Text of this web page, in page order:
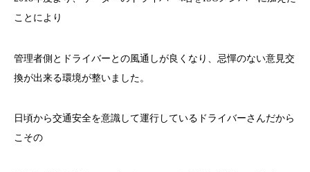
ことにより
管理者側とドライバーとの風通しが良くなり、忌憚のない意見交
換が出来る環境が整いました。
日頃から交通安全を意識して運行しているドライバーさんだから
こその